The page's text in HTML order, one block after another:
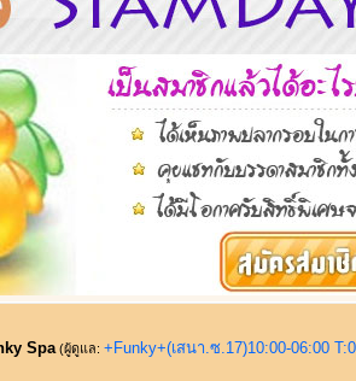
Spa (ผู้ดูแล: +Funky+(เสนา.ซ.17)10:00-06:00